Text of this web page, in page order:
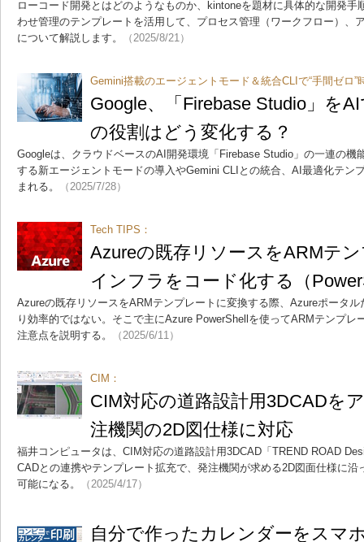
ローコード開発とはどのようなものか、kintoneを題材に具体的な開発手
わせ管理のテンプレートを活用して、プロセス管理（ワークフロー）、
について解説します。
（2025/8/21）
Gemini搭載のエージェントモード＆統合CLIで“手間ゼロ”
Google、「Firebase Studio」を
の役割はどう変化する？
Googleは、クラウドベースのAI開発環境「Firebase Studio」の一連の機
する新エージェントモードの導入やGemini CLIとの統合、AI最適化テン
まれる。
（2025/7/28）
Tech TIPS：
Azureの既存リソースをARMテ
インフラをコード化する（
Azureの既存リソースをARMテンプレートに変換する際、Azureポータ
り効率的ではない。そこで主にAzure PowerShellを使ってARMテンプレ
注意点を説明する。
（2025/6/11）
CIM：
CIM対応の道路設計用3DCADを
注機関の2D図仕様に対応
福井コンピュータは、CIM対応の道路設計用3DCAD「TREND ROAD
CADとの連携やテンプレート拡充で、発注機関が求める2D図面仕様に
可能になる。
（2025/4/17）
自分で作ったカレンダーをスマ